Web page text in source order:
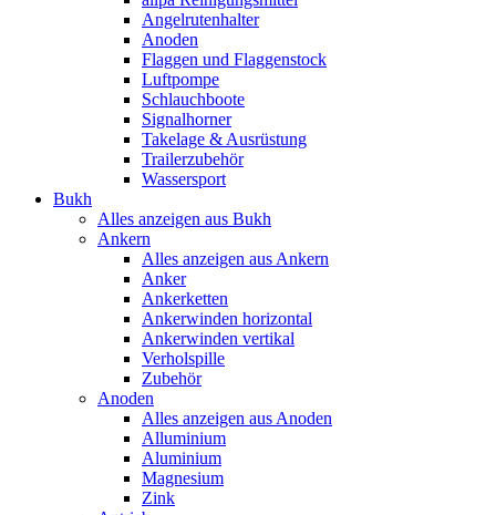
Angelrutenhalter
Anoden
Flaggen und Flaggenstock
Luftpompe
Schlauchboote
Signalhorner
Takelage & Ausrüstung
Trailerzubehör
Wassersport
Bukh
Alles anzeigen aus Bukh
Ankern
Alles anzeigen aus Ankern
Anker
Ankerketten
Ankerwinden horizontal
Ankerwinden vertikal
Verholspille
Zubehör
Anoden
Alles anzeigen aus Anoden
Alluminium
Aluminium
Magnesium
Zink